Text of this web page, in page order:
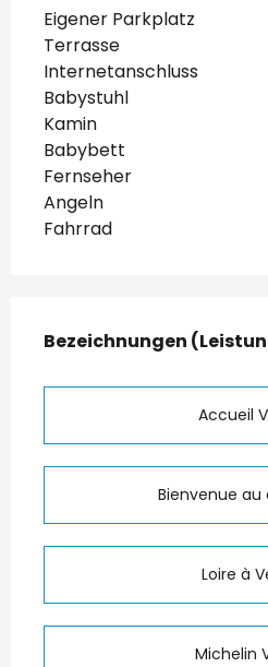
Eigener Parkplatz
Terrasse
Internetanschluss
Babystuhl
Kamin
Babybett
Fernseher
Angeln
Fahrrad
Bezeichnungen
Bezeichnungen
Accueil
Bienvenue
Loire à
Michelin